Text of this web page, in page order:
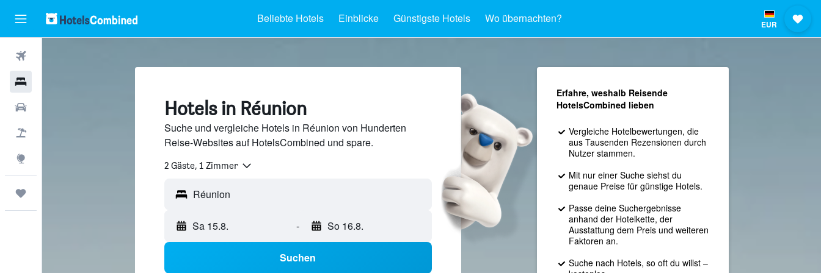
Beliebte Hotels Einblicke Günstigste Hotels Wo übernachten? EUR
Hotels in Réunion
Suche und vergleiche Hotels in Réunion von Hunderten
Reise-Websites auf HotelsCombined und spare.
2 Gäste, 1 Zimmer
Sa 15.8. - So 16.8.
Suchen
Erfahre, weshalb Reisende
HotelsCombined lieben
Vergleiche Hotelbewertungen, die
aus Tausenden Rezensionen durch
Nutzer stammen.
Mit nur einer Suche siehst du
genaue Preise für günstige Hotels.
Passe deine Suchergebnisse
anhand der Hotelkette, der
Ausstattung dem Preis und weiteren
Faktoren an.
Suche nach Hotels, so oft du willst –